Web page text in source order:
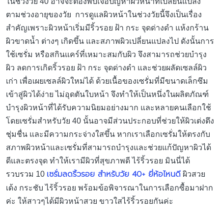
ตามช่วงอายุของวัย การดูแลผิวหน้าในช่วงวัยนี้จึงเป็นเรื่อง
สำคัญเพราะผิวหน้าเริ่มมีริ้วรอย ฝ้า กระ จุดด่างดำ แห้งกร้าน
ผิวขาดน้ำ ต่างๆ เกิดขึ้น และสภาพผิวเปลี่ยนแปลงไป ดังนั้นการ
ใช้เซรั่ม หรือสกินแคร์ที่เหมาะสมกับผิว จึงสามารถช่วยบำรุง
ผิว ลดการเกิดริ้วรอย ฝ้า กระ จุดด่างดำ และช่วยผลัดเซลล์ผิว
เก่า เพื่อเผยเซลล์ผิวใหม่ได้ ด้วยเนื้อของเซรั่มที่มีขนาดเล็กซึม
เข้าสู่ผิวได้ง่าย ไม่อุดตันใบหน้า จึงทำให้เป็นหนึ่งในผลิตภัณฑ์
บำรุงผิวหน้าที่ได้รับความนิยมอย่างมาก และหลายคนเลือกใช้
โดยเซรั่มสำหรับวัย 40 นั้นอาจมีส่วนประกอบที่ช่วยให้ผิวเต่งตึง
ชุ่มชื่น และมีความกระจ่างใสขึ้น หากเราเลือกเซรั่มให้ตรงกับ
สภาพผิวหน้าและเซรั่มที่สามารถบำรุงและช่วยแก้ปัญหาผิวได้
ดีและตรงจุด ทำให้เรามีผิวที่สุขภาพดี ไร้ริ้วรอย มินนี่ได้
รวบรวม 10 เซรั่มลดริ้วรอย สำหรับวัย 40+ ยี่ห้อไหนดี ผิวสวย
เด้ง กระชับ ไร้ริ้วรอย พร้อมข้อพิจารณาในการเลือกซื้อมาฝาก
ค่ะ ให้สาวๆได้มีผิวหน้าสวย ขาวใสไร้ริ้วรอยกันค่ะ